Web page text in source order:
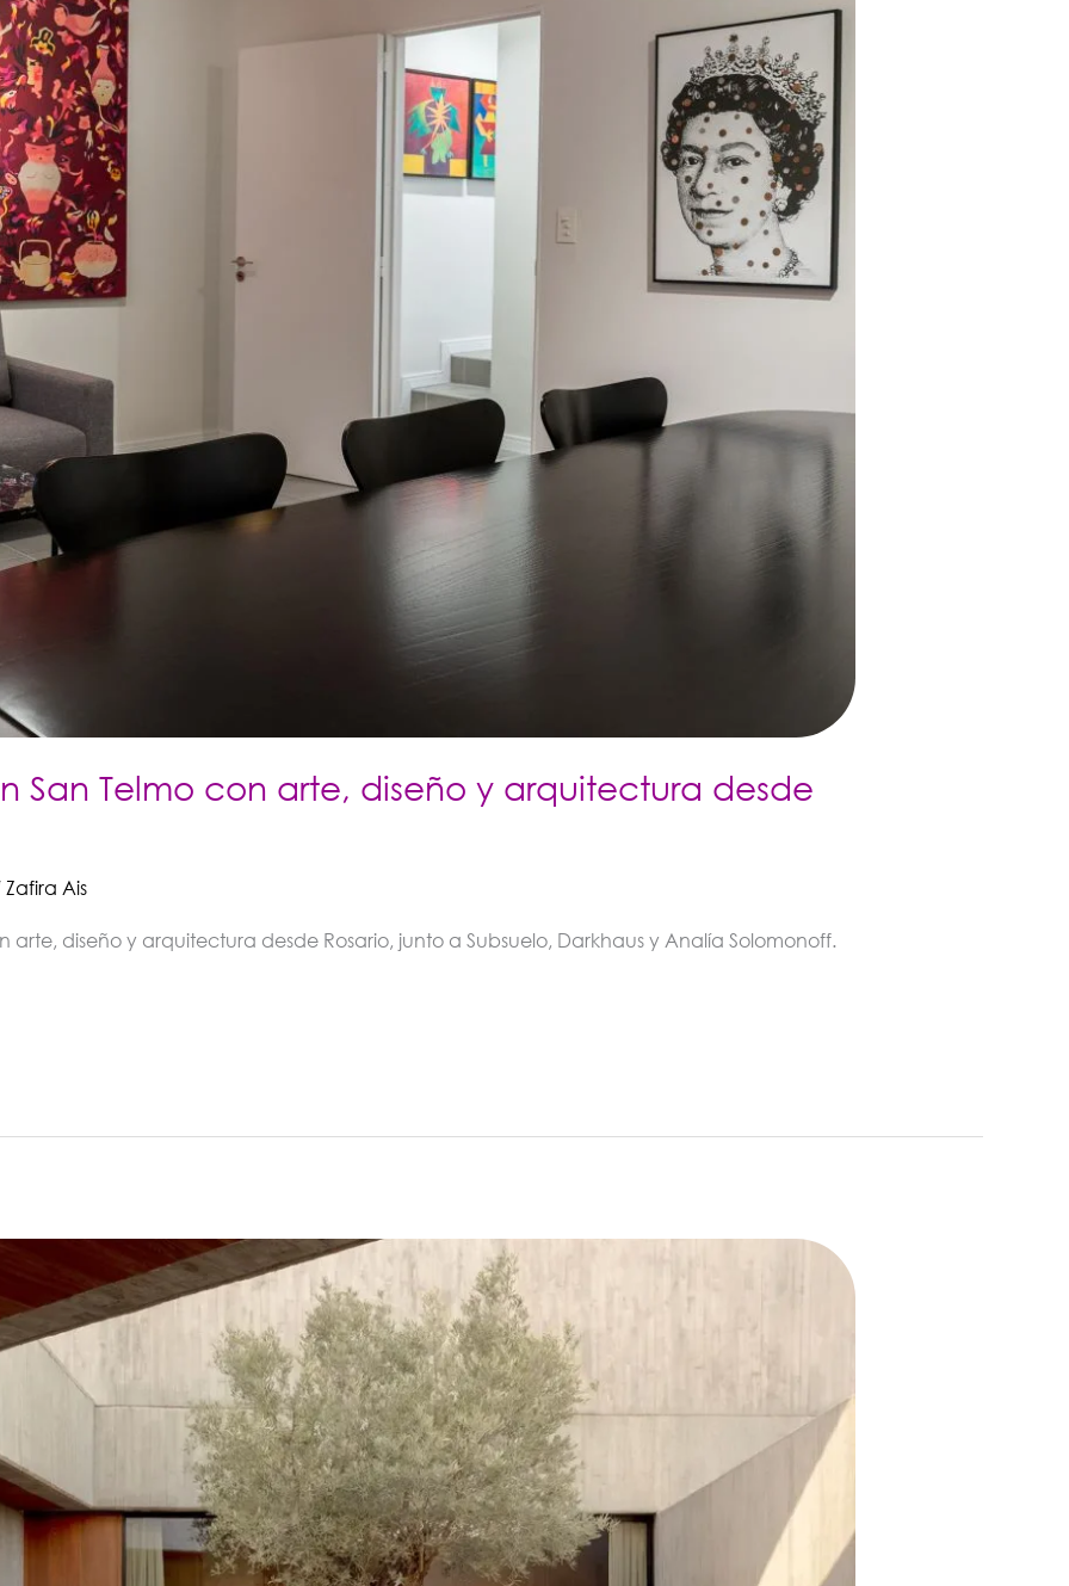
San Telmo con arte, diseño y arquitectura desde
Zafira Ais
arte, diseño y arquitectura desde Rosario, junto a Subsuelo, Darkhaus y Analía Solomonoff.